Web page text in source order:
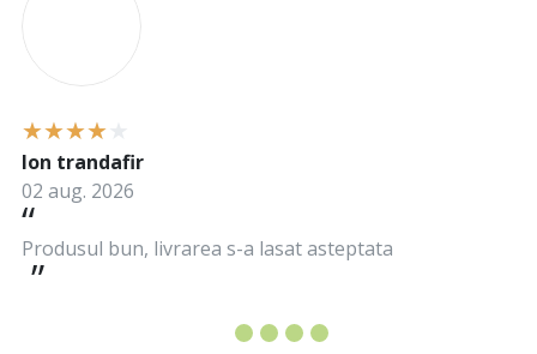
Produsul bun, livrarea s-a lasat asteptata
Ion trandafir
02 aug. 2026